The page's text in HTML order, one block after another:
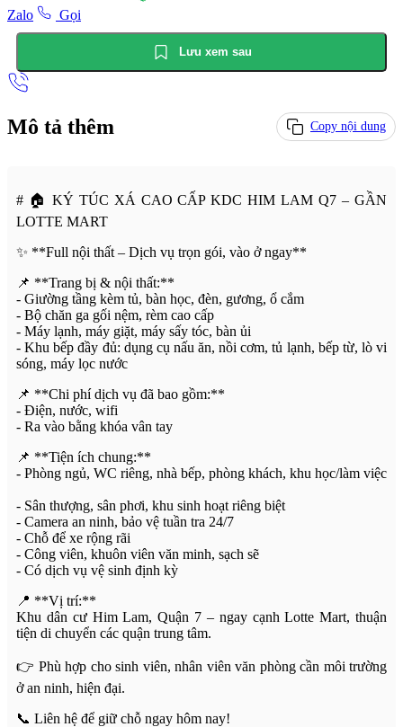
Zalo
Gọi
Lưu xem sau
Mô tả thêm Copy nội dung
# 🏠 KÝ TÚC XÁ CAO CẤP KDC HIM LAM Q7 – GẦN
LOTTE MART
✨ **Full nội thất – Dịch vụ trọn gói, vào ở ngay**
📌 **Trang bị & nội thất:**
- Giường tầng kèm tủ, bàn học, đèn, gương, ổ cắm
- Bộ chăn ga gối nệm, rèm cao cấp
- Máy lạnh, máy giặt, máy sấy tóc, bàn ủi
- Khu bếp đầy đủ: dụng cụ nấu ăn, nồi cơm, tủ lạnh, bếp từ, lò vi
sóng, máy lọc nước
📌 **Chi phí dịch vụ đã bao gồm:**
- Điện, nước, wifi
- Ra vào bằng khóa vân tay
📌 **Tiện ích chung:**
- Phòng ngủ, WC riêng, nhà bếp, phòng khách, khu học/làm việc
- Sân thượng, sân phơi, khu sinh hoạt riêng biệt
- Camera an ninh, bảo vệ tuần tra 24/7
- Chỗ để xe rộng rãi
- Công viên, khuôn viên văn minh, sạch sẽ
- Có dịch vụ vệ sinh định kỳ
📍 **Vị trí:**
Khu dân cư Him Lam, Quận 7 – ngay cạnh Lotte Mart, thuận
tiện di chuyển các quận trung tâm.
👉 Phù hợp cho sinh viên, nhân viên văn phòng cần môi trường
ở an ninh, hiện đại.
📞 Liên hệ để giữ chỗ ngay hôm nay!